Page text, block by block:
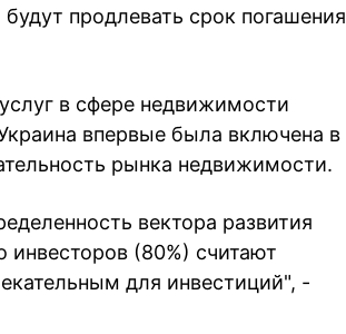
продлевать срок погашения
в сфере недвижимости
впервые была включена в
рынка недвижимости.
вектора развития
(80%) считают
для инвестиций", -